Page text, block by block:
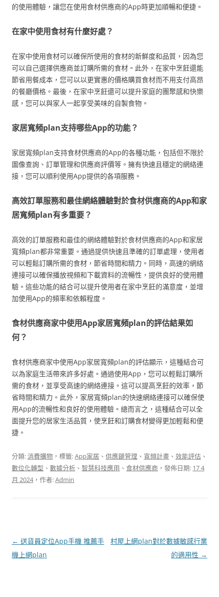
的使用體驗，讓您在使用食材供應商的App時更加順暢和便捷。
在家中使用食材有什麼好處？
在家中使用食材可以確保所使用的食材的新鮮度和品質，因為您
可以自己選擇供應商並訂購所需的食材。此外，在家中烹飪還能
節省用餐成本，您可以以更實惠的價格購買食材而不用支付高昂
的餐廳價格。最後，在家中烹飪還可以提升家庭的團聚感和快樂
感，您可以與家人一起享受美味的自製食物。
家居寬頻plan支持哪些App的功能？
家居寬頻plan支持食材供應商的App的各種功能，包括但不限於
圖像查詢、訂單管理和供應商評價等。擁有快速且穩定的網絡連
接，您可以順利使用App提供的各項服務。
高效訂單服務和最佳網絡體驗對於食材供應商的App和家
居寬頻plan有多重要？
高效的訂單服務和最佳的網絡體驗對於食材供應商的App和家居
寬頻plan都非常重要。通過提供快速且準確的訂單處理，使用者
可以輕鬆訂購所需的食材，節省時間和精力。同時，高速的網絡
連接可以確保播放視頻和下載資料的流暢性，提供良好的使用體
驗。這些功能的結合可以提升使用者在家中烹飪的滿意度，並增
加使用App的頻率和依賴程度。
食材供應商家中使用App家居寬頻plan的評估結果如
何？
食材供應商家中使用App家居寬頻plan的評估顯示，這種結合可
以為家庭生活帶來許多好處。通過使用App，您可以輕鬆訂購所
需的食材，並享受高速的網絡連接。這可以提高烹飪的效率，節
省時間和精力。此外，家居寬頻plan的快速網絡連接可以確保使
用App的流暢性和良好的使用體驗。總而言之，這種結合可以全
面提升您的居家生活品質，使烹飪和訂購食材變得更加輕鬆和便
捷。
分類:消費購物 ，標籤:App家居 、 供應鏈管理 、 寬頻計畫 、 效能評估 、
數位化轉型 、 數據分析 、 智慧科技應用 、 食材供應商 ，發佈日期: 17 4
月 2024，作者:Admin
文
章
← 送貨員定位App手機 推薦手
機上網plan
村屋上網plan對於數據敏感行業
的適用性 →